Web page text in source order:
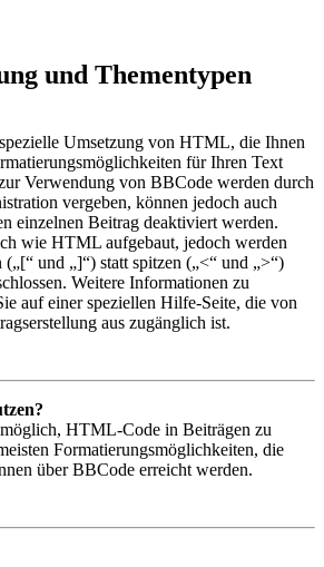
und Thementypen
Umsetzung von HTML, die Ihnen
für Ihren Text
Verwendung von BBCode werden durch
vergeben, können jedoch auch
einzelnen Beitrag deaktiviert werden.
wie HTML aufgebaut, jedoch werden
und „]“) statt spitzen („<“ und „>“)
Weitere Informationen zu
auf einer speziellen Hilfe-Seite, die von
aus zugänglich ist.
HTML-Code in Beiträgen zu
Formatierungsmöglichkeiten, die
über BBCode erreicht werden.